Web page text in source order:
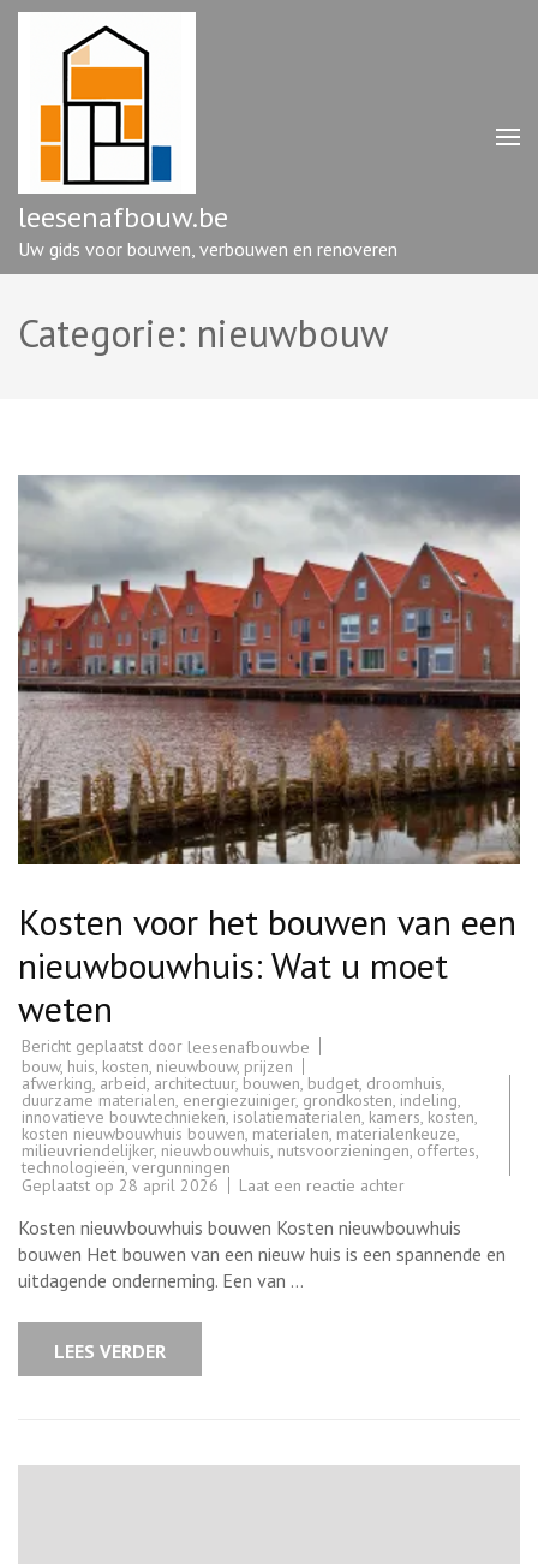
Ga
enter)
leesenafbouw.be
Uw gids voor bouwen, verbouwen en renoveren
Categorie: nieuwbouw
Kosten voor het bouwen van een
nieuwbouwhuis: Wat u moet
weten
Bericht geplaatst door leesenafbouwbe
bouw, huis, kosten, nieuwbouw, prijzen
afwerking, arbeid, architectuur, bouwen, budget, droomhuis,
duurzame materialen, energiezuiniger, grondkosten, indeling,
innovatieve bouwtechnieken, isolatiematerialen, kamers, kosten,
kosten nieuwbouwhuis bouwen, materialen, materialenkeuze,
milieuvriendelijker, nieuwbouwhuis, nutsvoorzieningen, offertes,
technologieën,vergunningen
Geplaatst op 28 april 2026 Laat een reactie achterop
voor
het
bouwen
van
Kosten nieuwbouwhuis bouwen Kosten nieuwbouwhuis
bouwen Het bouwen van een nieuw huis is een spannende en
uitdagende onderneming. Een van …
LEES VERDER